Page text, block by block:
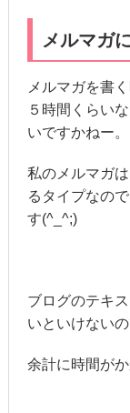
メルマガ
メルマガを書
５時間くらい
いですかねー。
私のメルマガ
るタイプなの
す(^_^;)
ブログのテキ
いといけない
余計に時間が